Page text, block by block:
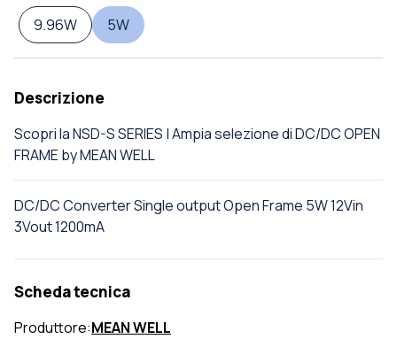
9.96W
5W
Descrizione
Scopri la NSD-S SERIES | Ampia selezione di DC/DC OPEN
FRAME by MEAN WELL
DC/DC Converter Single output Open Frame 5W 12Vin
3Vout 1200mA
Scheda tecnica
Produttore:MEAN WELL